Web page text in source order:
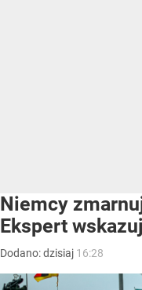
Niemcy
Ekspert
Dodano:dzisiaj 16:28